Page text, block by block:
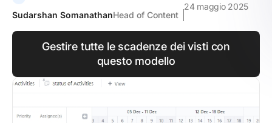
Sudarshan SomanathanHead of Content
24 maggio 2025
Gestire tutte le scadenze dei visti con
questo modello